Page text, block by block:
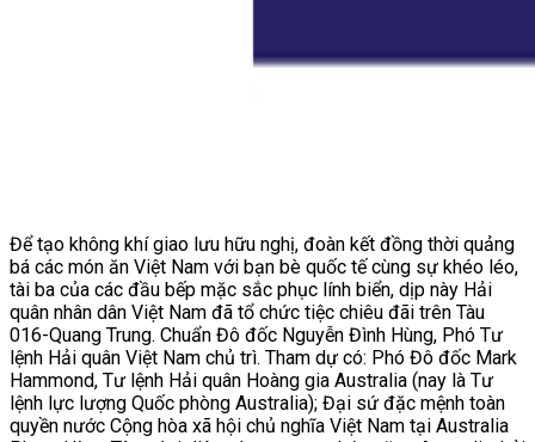
Để tạo không khí giao lưu hữu nghị, đoàn kết đồng thời quảng
bá các món ăn Việt Nam với bạn bè quốc tế cùng sự khéo léo,
tài ba của các đầu bếp mặc sắc phục lính biển, dịp này Hải
quân nhân dân Việt Nam đã tổ chức tiệc chiêu đãi trên Tàu
016-Quang Trung. Chuẩn Đô đốc Nguyễn Đình Hùng, Phó Tư
lệnh Hải quân Việt Nam chủ trì. Tham dự có: Phó Đô đốc Mark
Hammond, Tư lệnh Hải quân Hoàng gia Australia (nay là Tư
lệnh lực lượng Quốc phòng Australia); Đại sứ đặc mệnh toàn
quyền nước Cộng hòa xã hội chủ nghĩa Việt Nam tại Australia